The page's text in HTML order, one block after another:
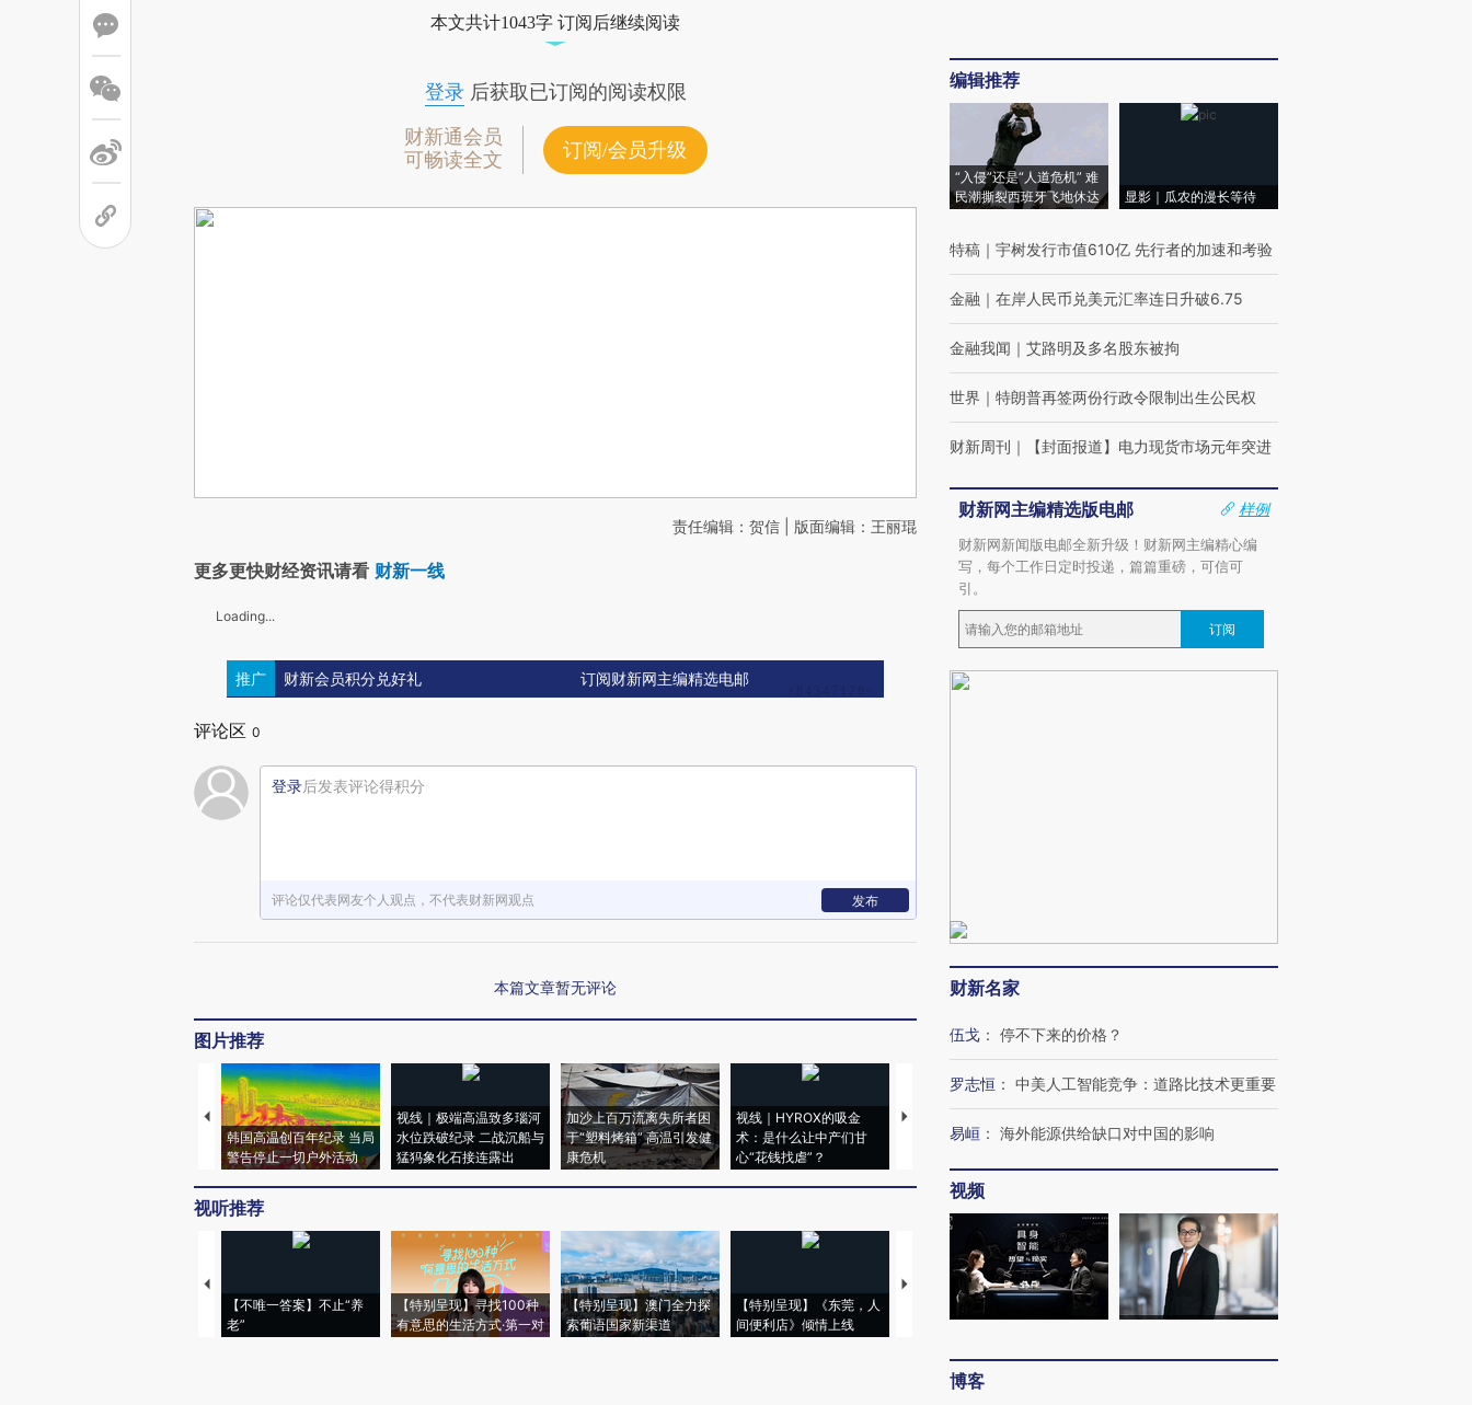
本文共计1043字 订阅后继续阅读
登录后获取已订阅的阅读权限
财新通会员
可畅读全文
订阅/会员升级
责任编辑：贺信 | 版面编辑：王丽琨
更多更快财经资讯请看 财新一线
Loading...
推广 财新会员积分兑好礼 订阅财新网主编精选电邮
评论区 0
登录后发表评论得积分
评论仅代表网友个人观点，不代表财新网观点 发布
本篇文章暂无评论
图片推荐
韩国高温创百年纪录 当局
警告停止一切户外活动
视线｜极端高温致多瑙河
水位跌破纪录 二战沉船与
猛犸象化石接连露出
加沙上百万流离失所者困
于“塑料烤箱” 高温引发健
康危机
视线｜HYROX的吸金
术：是什么让中产们甘
心“花钱找虐”？
马航飞行员跨国走私7万
粒摇头丸 尿检体内含3种
度Z世代 用街头抗争将教
视听推荐
【不唯一答案】不止“养
老”
【特别呈现】寻找100种
有意思的生活方式·第一对
【特别呈现】澳门全力探
索葡语国家新渠道
【特别呈现】《东莞，人
间便利店》倾情上线
【推广】走进第四届链博
会，让数智科技“链”接产
【特别呈现】寻找100种
有意思的生活方式·第三对
【商旅对话】华住集团
CFO：不靠规模取胜，华
住三大增长引擎是什么？
编辑推荐
“入侵”还是“人道危机” 难
民潮撕裂西班牙飞地休达
显影｜瓜农的漫长等待
特稿 ｜ 宇树发行市值610亿 先行者的加速和考验
金融 ｜ 在岸人民币兑美元汇率连日升破6.75
金融我闻 ｜ 艾路明及多名股东被拘
世界 ｜ 特朗普再签两份行政令限制出生公民权
财新周刊 ｜ 【封面报道】电力现货市场元年突进
财新网主编精选版电邮
样例
财新网新闻版电邮全新升级！财新网主编精心编
写，每个工作日定时投递，篇篇重磅，可信可
引。
订阅
财新名家
伍戈 ： 停不下来的价格？
罗志恒 ： 中美人工智能竞争：道路比技术更重要
易峘 ： 海外能源供给缺口对中国的影响
视频
博客